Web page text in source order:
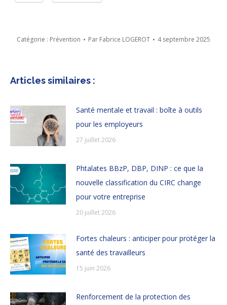
Catégorie : Prévention Par Fabrice LOGEROT 4 septembre 2025
Articles similaires :
Santé mentale et travail : boîte à outils
pour les employeurs
27 juillet 2026
Phtalates BBzP, DBP, DINP : ce que la
nouvelle classification du CIRC change
pour votre entreprise
20 juillet 2026
Fortes chaleurs : anticiper pour protéger la
santé des travailleurs
15 juin 2026
Renforcement de la protection des